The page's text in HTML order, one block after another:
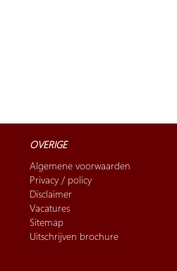
OVERIGE
Algemene voorwaarden
Privacy / policy
Disclaimer
Vacatures
Sitemap
Uitschrijven brochure